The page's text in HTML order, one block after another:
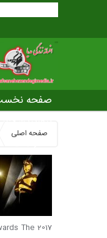
صفحه
عصر جدید
صفحه اصلی
The 2017